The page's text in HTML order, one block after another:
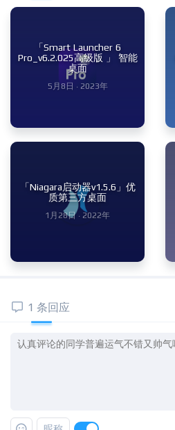
「Smart Launcher 6
Pro_v6.2.025高级版 」 智能
桌面
5月8日 · 2023年
「Niagara启动器v1.5.6」优
质第三方桌面
1月28日 · 2022年
1 条回应